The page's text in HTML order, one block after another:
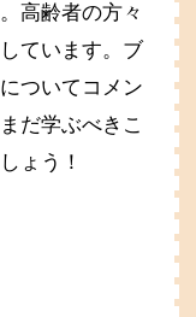
高齢者の方々
ています。ブ
ついてコメン
だ学ぶべきこ
ょう！